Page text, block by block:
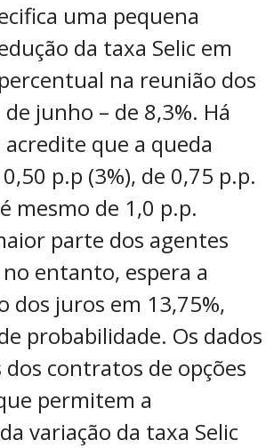
uma pequena
da taxa Selic em
na reunião dos
junho – de 8,3%. Há
que a queda
p.p (3%), de 0,75 p.p.
mesmo de 1,0 p.p.
parte dos agentes
entanto, espera a
dos juros em 13,75%,
probabilidade. Os dados
dos contratos de opções
permitem a
variação da taxa Selic